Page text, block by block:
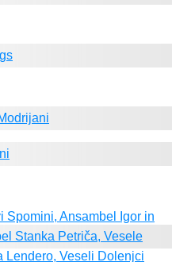
Spomini, Ansambel Igor in
Stanka Petriča, Vesele
Lendero, Veseli Dolenjci